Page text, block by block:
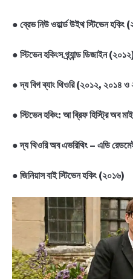
● ব্রেভ নিউ ওয়ার্ল্ড উইথ স্টিভেন হকিং
● স্টিভেন হকিংস গ্র্যান্ড ডিজাইন
●দ্য বিগ ব্যাং থিওরি (২০১২, ২০১৪
● স্টিভেন হকিং: আ ব্রিফ হিস্ট্রি অব
●দ্য থিওরি অব এভরিথিং – এডি
● জিনিয়াস বাই স্টিভেন হকিং (২০১৬)